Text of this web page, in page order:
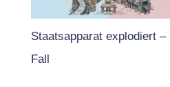
Staatsapparat explodiert
Fall